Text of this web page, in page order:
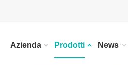
Azienda Prodotti News